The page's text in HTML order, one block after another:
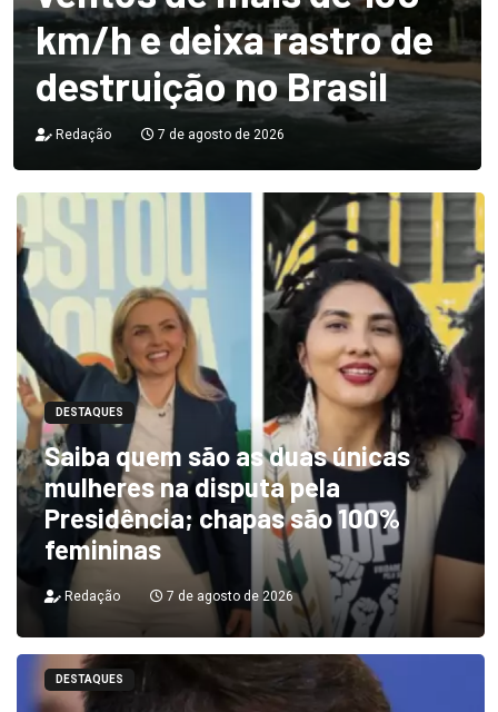
km/h e deixa rastro de
destruição no Brasil
Redação 7 de agosto de 2026
DESTAQUES
Saiba quem são as duas únicas
mulheres na disputa pela
Presidência; chapas são 100%
femininas
Redação 7 de agosto de 2026
DESTAQUES